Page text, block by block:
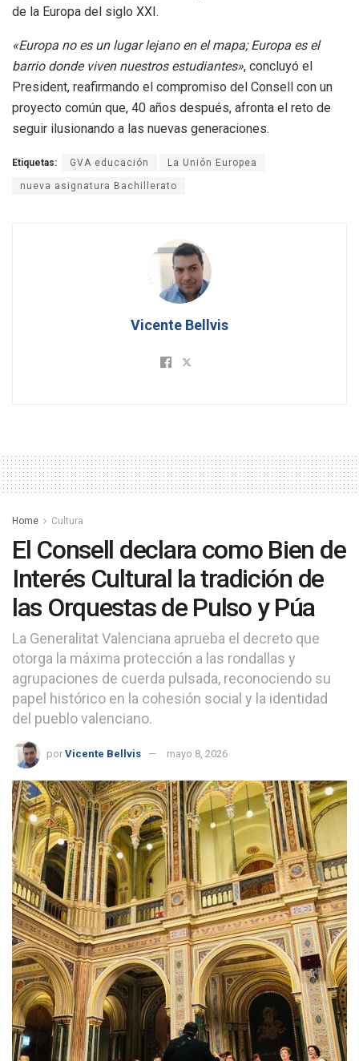
de la Europa del siglo XXI.
«Europa no es un lugar lejano en el mapa; Europa es el
barrio donde viven nuestros estudiantes», concluyó el
President, reafirmando el compromiso del Consell con un
proyecto común que, 40 años después, afronta el reto de
seguir ilusionando a las nuevas generaciones.
Etiquetas: GVA educación La Unión Europea
nueva asignatura Bachillerato
Vicente Bellvis
Home Cultura
El Consell declara como Bien de
Interés Cultural la tradición de
las Orquestas de Pulso y Púa
La Generalitat Valenciana aprueba el decreto que
otorga la máxima protección a las rondallas y
agrupaciones de cuerda pulsada, reconociendo su
papel histórico en la cohesión social y la identidad
del pueblo valenciano.
por Vicente Bellvis mayo 8, 2026